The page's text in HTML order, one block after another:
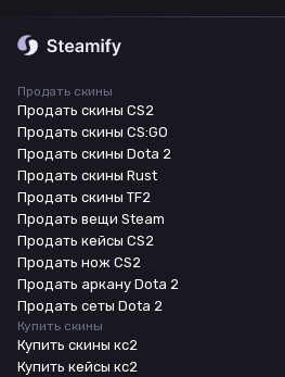
Продать скины
Продать скины CS2
Продать скины CS:GO
Продать скины Dota 2
Продать скины Rust
Продать скины TF2
Продать вещи Steam
Продать кейсы CS2
Продать нож CS2
Продать аркану Dota 2
Продать сеты Dota 2
Купить скины
Купить скины кс2
Купить кейсы кс2